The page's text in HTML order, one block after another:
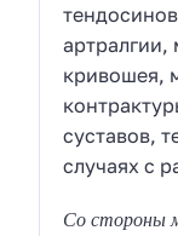
артралгии,
кривошея,
суставов,
случаях с
Со стороны